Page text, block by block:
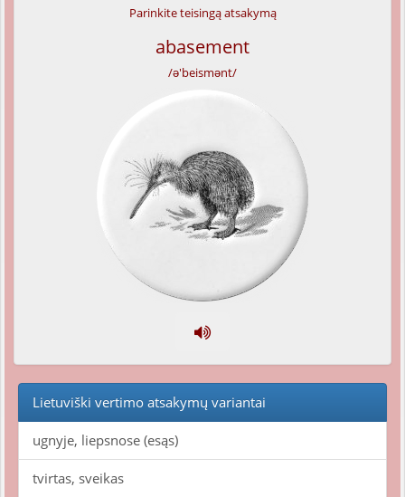
Parinkite teisingą atsakymą
abasement
/ə'beismənt/
Lietuviški vertimo atsakymų variantai
ugnyje, liepsnose (esąs)
tvirtas, sveikas